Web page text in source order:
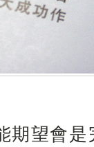
期望會